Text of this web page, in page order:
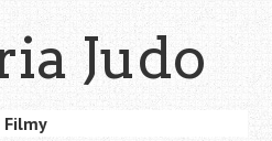
Judo
Filmy